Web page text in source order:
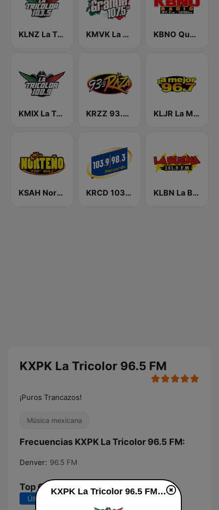
KLNZ La Tricolor 103.5 FM KMVK La Grande 107.5 FM KBNO Qué Bueno 97.7 FM
KMIX La Tricolor 100.9 FM KRZZ 93.3 La Raza FM KLJR La Mejor 96.7 FM
KSAH Norteño 720 y 104.1 KRCD 103.9 - 98.3 Recuerdo (US Only) KLBN La Buena 101.9 FM
KXPK La Tricolor 96.5 FM
¡Puros Trancazos!
Música mexicana
Frecuencias KXPK La Tricolor 96.5 FM:
Denver: 96.5 FM
Top Canciones
Últimos 7 días
KXPK La Tricolor 96.5 FM en vivo